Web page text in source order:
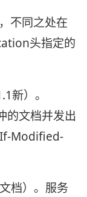
不同之处在
头指定的
新）。
的文档并发出
If-Modified-
档）。服务